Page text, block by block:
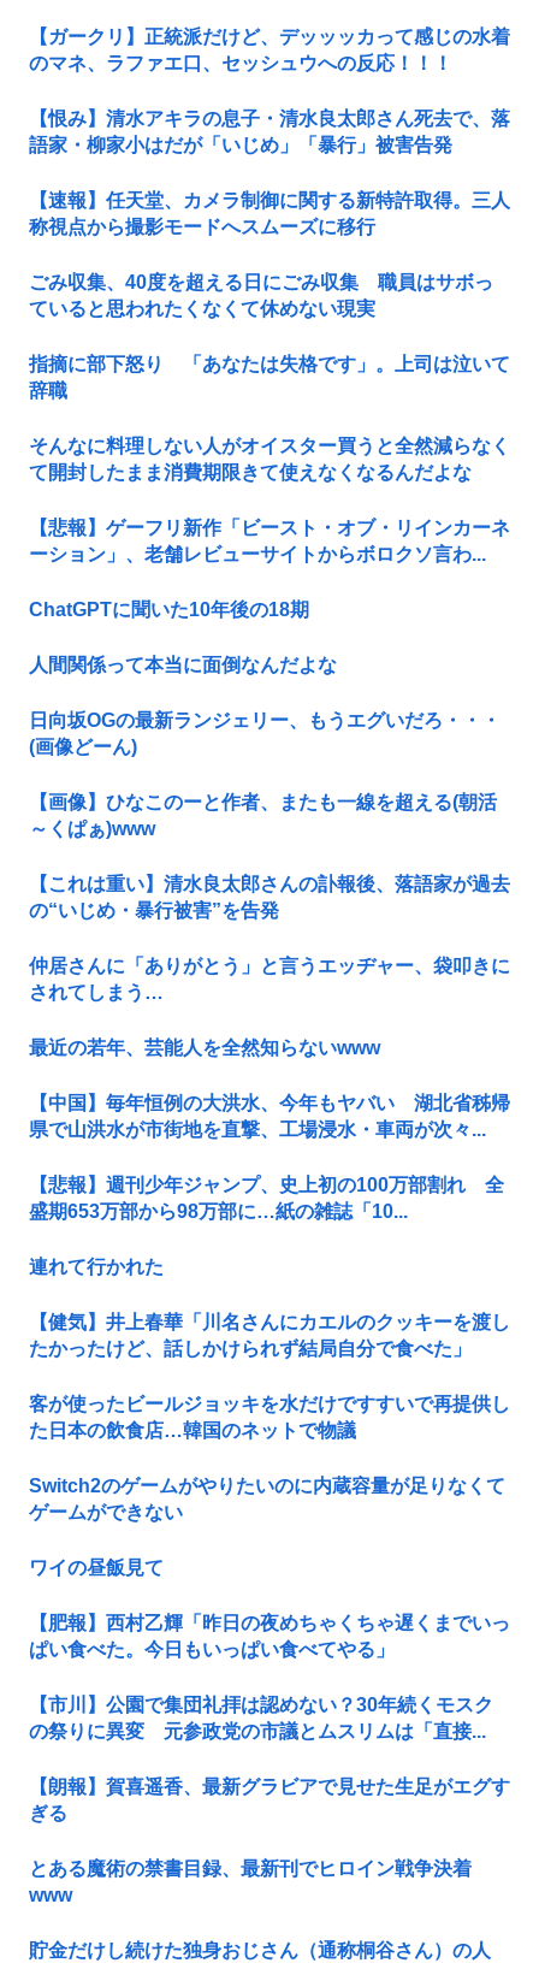
【ガークリ】正統派だけど、デッッッカって感じの水着
のマネ、ラファエ口、セッシュウへの反応！！！
【恨み】清水アキラの息子・清水良太郎さん死去で、落
語家・柳家小はだが「いじめ」「暴行」被害告発
【速報】任天堂、カメラ制御に関する新特許取得。三人
称視点から撮影モードへスムーズに移行
ごみ収集、40度を超える日にごみ収集 職員はサボっ
ていると思われたくなくて休めない現実
指摘に部下怒り 「あなたは失格です」。上司は泣いて
辞職
そんなに料理しない人がオイスター買うと全然減らなく
て開封したまま消費期限きて使えなくなるんだよな
【悲報】ゲーフリ新作「ビースト・オブ・リインカーネ
ーション」、老舗レビューサイトからボロクソ言わ...
ChatGPTに聞いた10年後の18期
人間関係って本当に面倒なんだよな
日向坂OGの最新ランジェリー、もうエグいだろ・・・
(画像どーん)
【画像】ひなこのーと作者、またも一線を超える(朝活
～くぱぁ)www
【これは重い】清水良太郎さんの訃報後、落語家が過去
の“いじめ・暴行被害”を告発
仲居さんに「ありがとう」と言うエッヂャー、袋叩きに
されてしまう…
最近の若年、芸能人を全然知らないwww
【中国】毎年恒例の大洪水、今年もヤバい 湖北省秭帰
県で山洪水が市街地を直撃、工場浸水・車両が次々...
【悲報】週刊少年ジャンプ、史上初の100万部割れ 全
盛期653万部から98万部に…紙の雑誌「10...
連れて行かれた
【健気】井上春華「川名さんにカエルのクッキーを渡し
たかったけど、話しかけられず結局自分で食べた」
客が使ったビールジョッキを水だけですすいで再提供し
た日本の飲食店…韓国のネットで物議
Switch2のゲームがやりたいのに内蔵容量が足りなくて
ゲームができない
ワイの昼飯見て
【肥報】西村乙輝「昨日の夜めちゃくちゃ遅くまでいっ
ぱい食べた。今日もいっぱい食べてやる」
【市川】公園で集団礼拝は認めない？30年続くモスク
の祭りに異変 元参政党の市議とムスリムは「直接...
【朗報】賀喜遥香、最新グラビアで見せた生足がエグす
ぎる
とある魔術の禁書目録、最新刊でヒロイン戦争決着
www
貯金だけし続けた独身おじさん（通称桐谷さん）の人